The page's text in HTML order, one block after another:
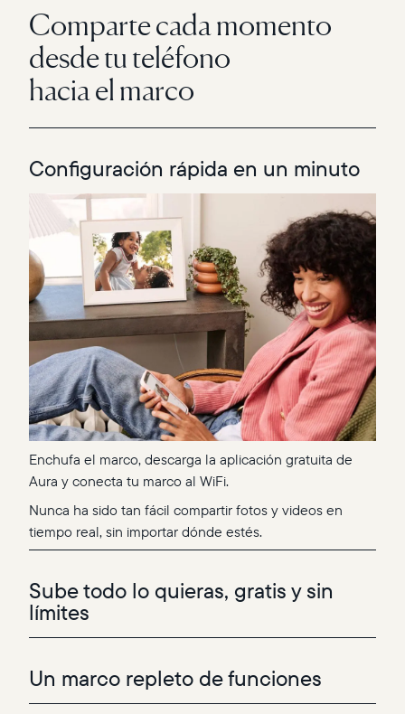
Comparte cada momento
desde tu teléfono
hacia el marco
Configuración rápida en un minuto
Enchufa el marco, descarga la aplicación gratuita de
Aura y conecta tu marco al WiFi.
Nunca ha sido tan fácil compartir fotos y videos en
tiempo real, sin importar dónde estés.
Sube todo lo quieras, gratis y sin
límites
Un marco repleto de funciones